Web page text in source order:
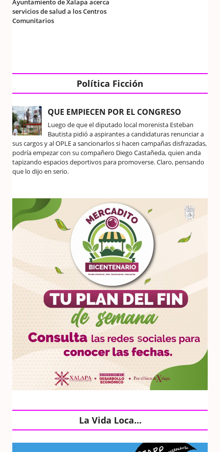
servicios de salud a los Centros
Comunitarios
Política Ficción
QUE EMPIECEN POR EL CONGRESO
Luego de que el diputado local morenista Esteban
Bautista pidió a aspirantes a candidaturas renunciar a
sus cargos y al OPLE a sancionarlos si hacen campañas disfrazadas,
podría empezar con su compañero Diego Castañeda, quien anda
tapizando espacios deportivos para promoverse. Claro, pensando
que lo dijo en serio.
La Vida Loca…